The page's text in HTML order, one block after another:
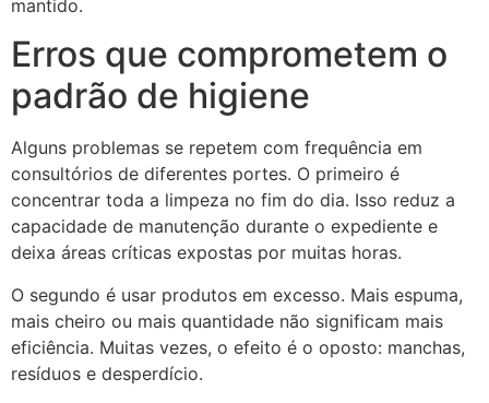
mantido.
Erros que comprometem o
padrão de higiene
Alguns problemas se repetem com frequência em
consultórios de diferentes portes. O primeiro é
concentrar toda a limpeza no fim do dia. Isso reduz a
capacidade de manutenção durante o expediente e
deixa áreas críticas expostas por muitas horas.
O segundo é usar produtos em excesso. Mais espuma,
mais cheiro ou mais quantidade não significam mais
eficiência. Muitas vezes, o efeito é o oposto: manchas,
resíduos e desperdício.